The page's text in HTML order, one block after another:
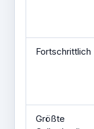
Fortschrittlich
Größte